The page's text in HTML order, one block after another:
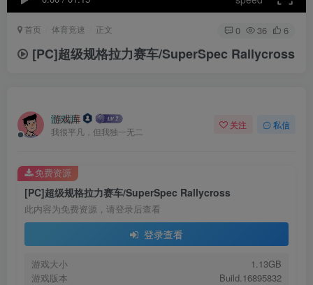
首页 体育竞速 正文 0 36 6
[PC]超级规格拉力赛车/SuperSpec Rallycross
游戏库
我很平凡，但我独一无二
关注 私信
[PC]超级规格拉力赛车/SuperSpec Rallycross
此内容为免费资源，请登录后查看
登录查看
游戏大小
1.13GB
游戏版本
Build.16895832
免费资源